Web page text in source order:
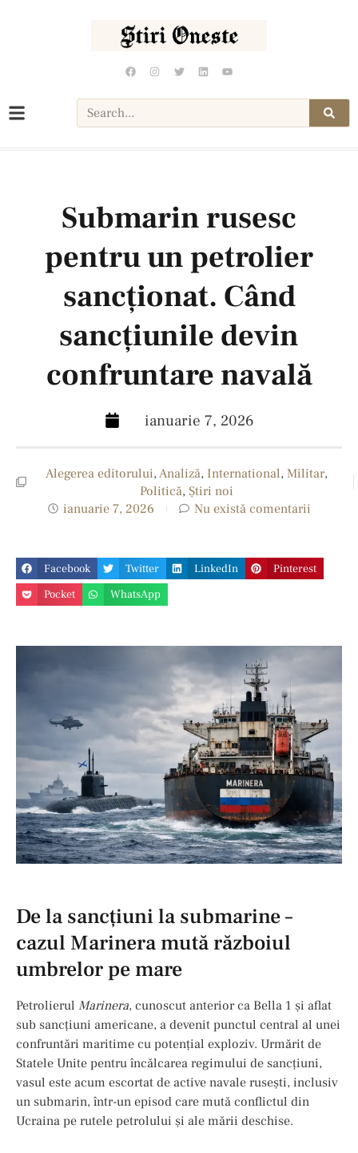
Submarin rusesc
pentru un petrolier
sancționat. Când
sancțiunile devin
confruntare navală
ianuarie 7, 2026
Alegerea editorului, Analiză, International, Militar,
Politică, Ştiri noi
ianuarie 7, 2026
Nu există comentarii
Facebook Twitter LinkedIn
Pinterest
Pocket
WhatsApp
De la sancțiuni la submarine –
cazul Marinera mută războiul
umbrelor pe mare
Petrolierul Marinera, cunoscut anterior ca Bella 1 și aflat
sub sancțiuni americane, a devenit punctul central al unei
confruntări maritime cu potențial exploziv. Urmărit de
Statele Unite pentru încălcarea regimului de sancțiuni,
vasul este acum escortat de active navale rusești, inclusiv
un submarin, într-un episod care mută conflictul din
Ucraina pe rutele petrolului și ale mării deschise.